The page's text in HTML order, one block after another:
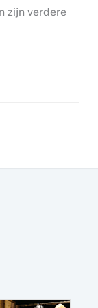
zijn verdere